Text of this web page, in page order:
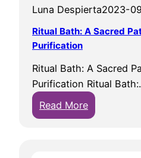
Luna Despierta2023-
Ritual Bath: A Sacred
Purification
Ritual Bath: A Sacred
Purification Ritual
Read More:
R